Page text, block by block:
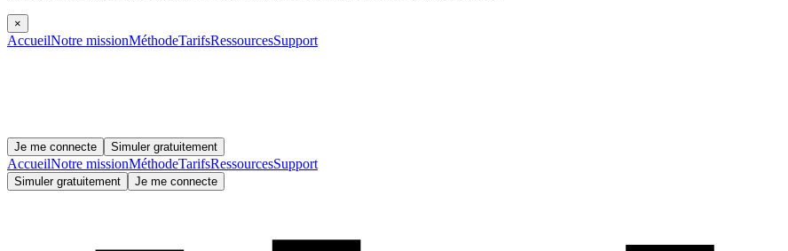
×
AccueilNotre missionMéthodeTarifsRessourcesSupport
Je me connecte Simuler gratuitement
AccueilNotre missionMéthodeTarifsRessourcesSupport
Simuler gratuitement Je me connecte